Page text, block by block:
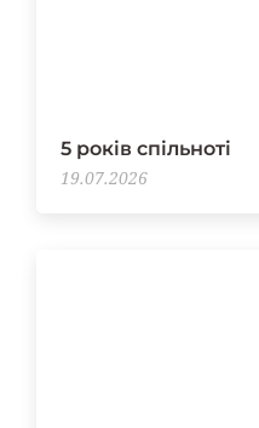
5 років спільноті
19.07.2026